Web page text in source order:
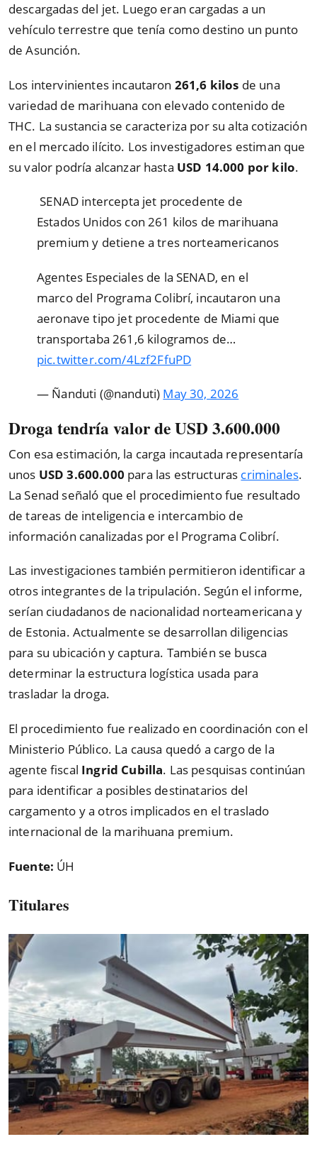
descargadas del jet. Luego eran cargadas a un
vehículo terrestre que tenía como destino un punto
de Asunción.
Los intervinientes incautaron 261,6 kilos de una
variedad de marihuana con elevado contenido de
THC. La sustancia se caracteriza por su alta cotización
en el mercado ilícito. Los investigadores estiman que
su valor podría alcanzar hasta USD 14.000 por kilo.
️ SENAD intercepta jet procedente de
Estados Unidos con 261 kilos de marihuana
premium y detiene a tres norteamericanos
Agentes Especiales de la SENAD, en el
marco del Programa Colibrí, incautaron una
aeronave tipo jet procedente de Miami que
transportaba 261,6 kilogramos de…
pic.twitter.com/4Lzf2FfuPD
— Ñanduti (@nanduti) May 30, 2026
Droga tendría valor de USD 3.600.000
Con esa estimación, la carga incautada representaría
unos USD 3.600.000 para las estructuras criminales.
La Senad señaló que el procedimiento fue resultado
de tareas de inteligencia e intercambio de
información canalizadas por el Programa Colibrí.
Las investigaciones también permitieron identificar a
otros integrantes de la tripulación. Según el informe,
serían ciudadanos de nacionalidad norteamericana y
de Estonia. Actualmente se desarrollan diligencias
para su ubicación y captura. También se busca
determinar la estructura logística usada para
trasladar la droga.
El procedimiento fue realizado en coordinación con el
Ministerio Público. La causa quedó a cargo de la
agente fiscal Ingrid Cubilla. Las pesquisas continúan
para identificar a posibles destinatarios del
cargamento y a otros implicados en el traslado
internacional de la marihuana premium.
Fuente: ÚH
Titulares